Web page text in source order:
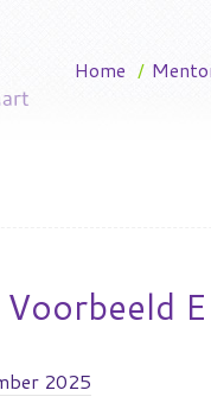
Home /
2025